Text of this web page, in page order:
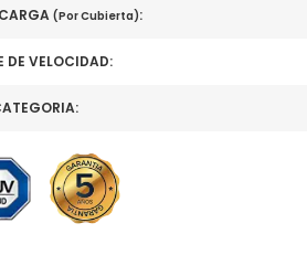
(Por Cubierta):
DE VELOCIDAD: